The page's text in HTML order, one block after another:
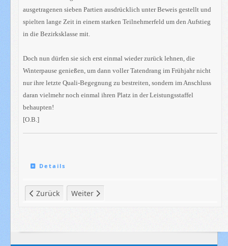
ausgetragenen sieben Partien ausdrücklich unter Beweis gestellt und
spielten lange Zeit in einem starken Teilnehmerfeld um den Aufstieg
in die Bezirksklasse mit.
Doch nun dürfen sie sich erst einmal wieder zurück lehnen, die
Winterpause genießen, um dann voller Tatendrang im Frühjahr nicht
nur ihre letzte Quali-Begegnung zu bestreiten, sondern im Anschluss
daran vielmehr noch einmal ihren Platz in der Leistungsstaffel
behaupten!
[O.B.]
Details
Vorheriger Beitrag: Chronik: 2021/22 - D`2010-Junioren
Zurück Nächster Beitrag: Chronik: 2021/22 - C`2008-
Weiter